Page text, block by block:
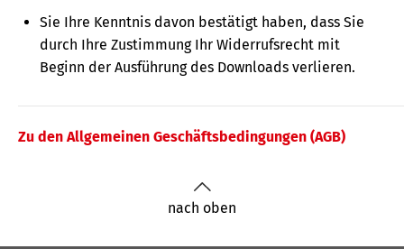
Sie Ihre Kenntnis davon bestätigt haben, dass Sie
durch Ihre Zustimmung Ihr Widerrufsrecht mit
Beginn der Ausführung des Downloads verlieren.
Zu den Allgemeinen Geschäftsbedingungen (AGB)
nach oben